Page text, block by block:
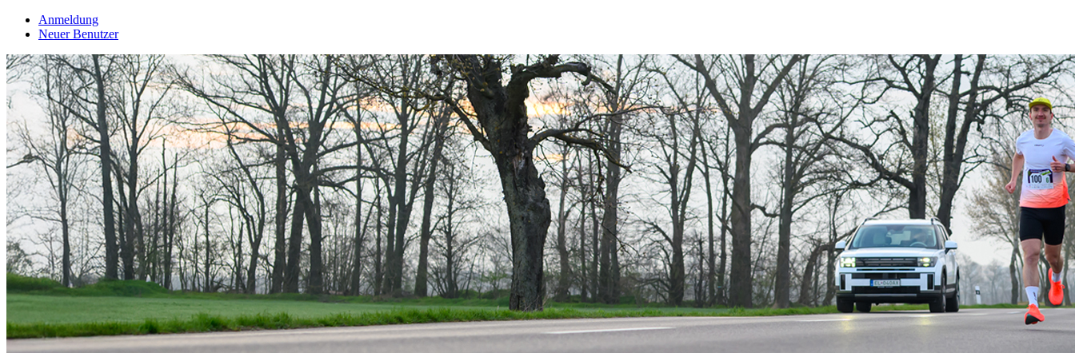
Anmeldung
Neuer Benutzer